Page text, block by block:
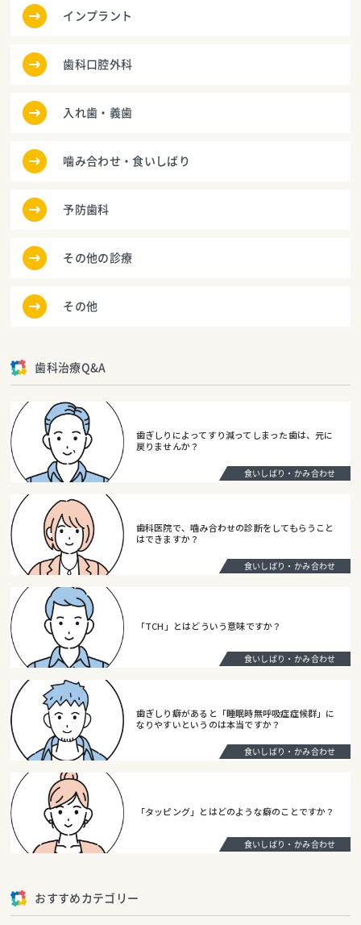
インプラント
歯科口腔外科
入れ歯・義歯
噛み合わせ・食いしばり
予防歯科
その他の診療
その他
歯科治療Q&A
歯ぎしりによってすり減ってしまった歯は、元に
戻りませんか？
食いしばり・かみ合わせ
歯科医院で、噛み合わせの診断をしてもらうこと
はできますか？
食いしばり・かみ合わせ
「TCH」とはどういう意味ですか？
食いしばり・かみ合わせ
歯ぎしり癖があると「睡眠時無呼吸症症候群」に
なりやすいというのは本当ですか？
食いしばり・かみ合わせ
「タッピング」とはどのような癖のことですか？
食いしばり・かみ合わせ
おすすめカテゴリー